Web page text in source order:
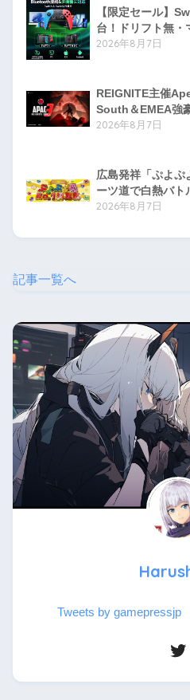
【限定セール】
台！ドリフト無
2026年8月7日
REIGNITE主催
South＆EMEA強
2026年8月7日
広島発祥「ぷよ
ーツ道で白熱バト
2026年8月7日
記事一覧へ
Tweets by gamepressjp